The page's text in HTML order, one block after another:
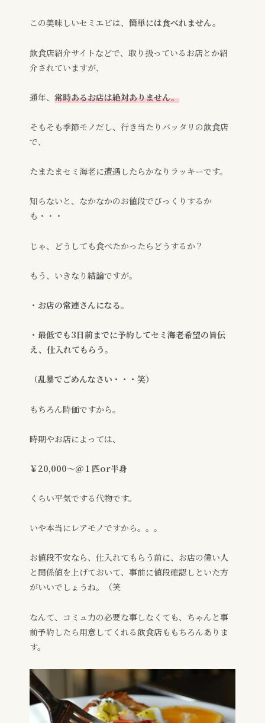
この美味しいセミエビは、 簡単には食べれません。
飲食店紹介サイトなどで、取り扱っているお店とか紹
介されていますが、
通年、 常時あるお店は絶対ありません。
そもそも季節モノだし、行き当たりバッタリの飲食店
で、
たまたまセミ海老に遭遇したらかなりラッキーです。
知らないと、なかなかのお値段でびっくりするか
も・・・
じゃ、どうしても食べたかったらどうするか？
もう、いきなり結論ですが。
・お店の常連さんになる。
・最低でも3日前までに予約してセミ海老希望の旨伝
え、仕入れてもらう。
（乱暴でごめんなさい・・・笑）
もちろん時価ですから。
時期やお店によっては、
￥20,000〜＠１匹or半身
くらい平気でする代物です。
いや本当にレアモノですから。。。
お値段不安なら、仕入れてもらう前に、お店の偉い人
と関係値を上げておいて、事前に値段確認しといた方
がいいでしょうね。（笑
なんて、コミュ力の必要な事しなくても、ちゃんと事
前予約したら用意してくれる飲食店ももちろんありま
す。